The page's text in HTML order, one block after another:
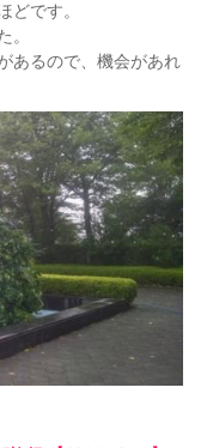
どです。
。
あるので、機会があれ